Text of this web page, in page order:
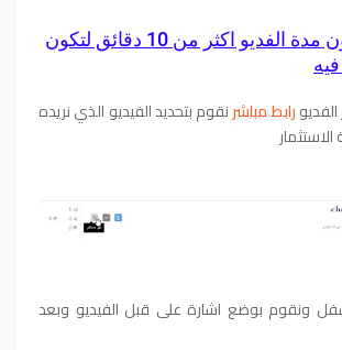
2. يجب ان تكون مدة الفديو اكثر من 10 دقائق لتكون
رابط مباشرنقوم بتحديد الفيديو الذي نريده
ونقوم بوضع اشارة على قبل الفيديو وبعد